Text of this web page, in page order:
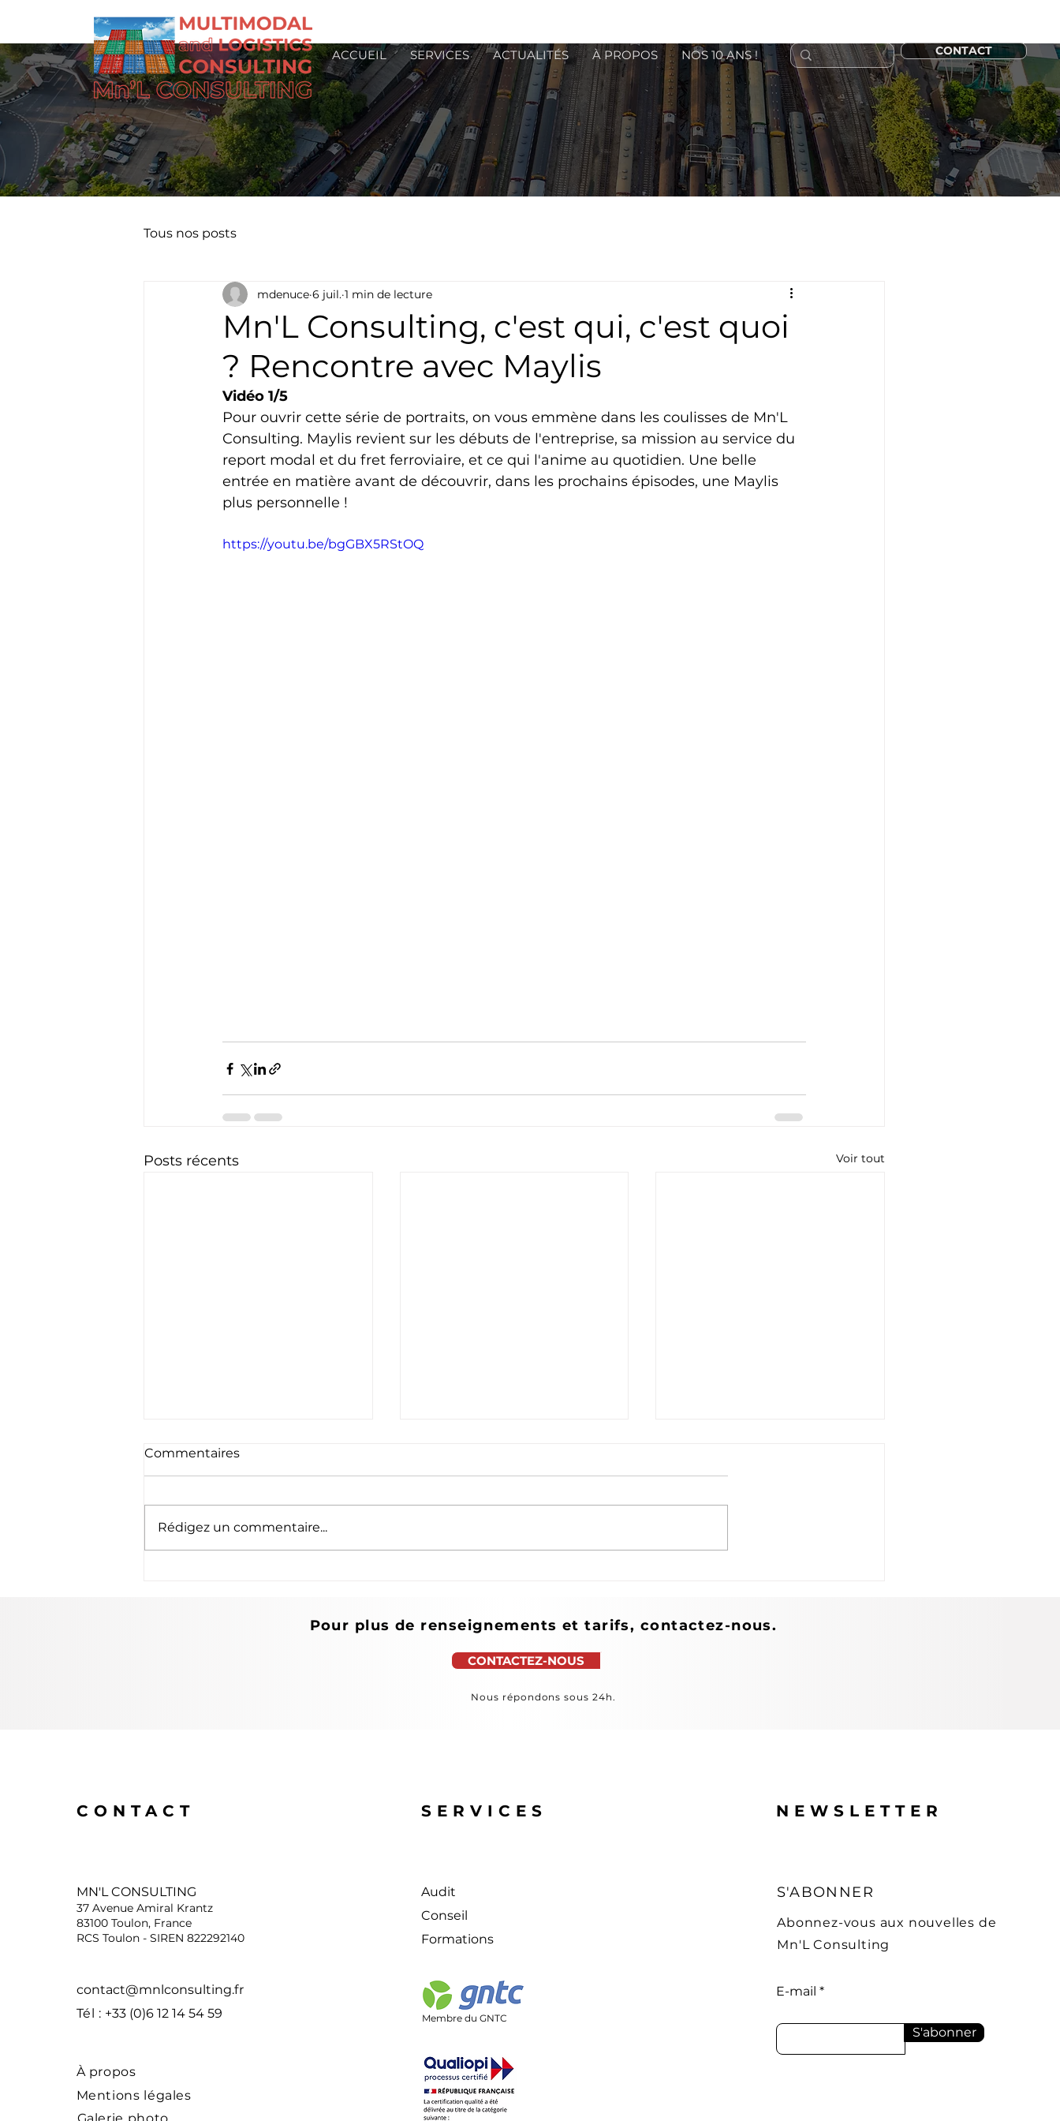
ACCUEIL SERVICES ACTUALITÉS À PROPOS NOS 10 ANS ! CONTACT
Tous nos posts
Mn'L Consulting, c'est qui, c'est quoi
? Rencontre avec Maylis
mdenuce 6 juil. 1 min de lecture
Vidéo 1/5
Pour ouvrir cette série de portraits, on vous emmène dans les coulisses de Mn'L
Consulting. Maylis revient sur les débuts de l'entreprise, sa mission au service du
report modal et du fret ferroviaire, et ce qui l'anime au quotidien. Une belle
entrée en matière avant de découvrir, dans les prochains épisodes, une Maylis
plus personnelle !
https://youtu.be/bgGBX5RStOQ
Posts récents Voir tout
Export !
Commentaires
Rédigez un commentaire...
Pour plus de renseignements et tarifs, contactez-nous.
CONTACTEZ-NOUS
Nous répondons sous 24h.
CONTACT
MN'L CONSULTING
37 Avenue Amiral Krantz
83100 Toulon, France
RCS Toulon - SIREN 822292140
contact@mnlconsulting.fr
Tél : +33 (0)6 12 14 54 59
À propos
Mentions légales
SERVICES
Audit
Conseil
Formations
Membre du GNTC
NEWSLETTER
S'ABONNER
Abonnez-vous aux nouvelles de
Mn'L Consulting
E-mail
S'abonner